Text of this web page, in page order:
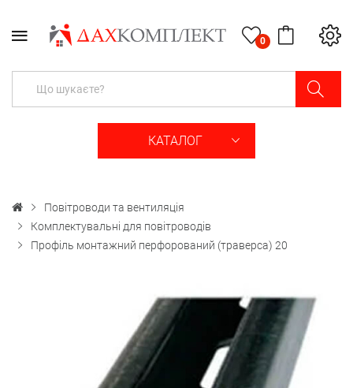
0
КАТАЛОГ
Повітроводи та вентиляція
Комплектувальні для повітроводів
Профіль монтажний перфорований (траверса) 20